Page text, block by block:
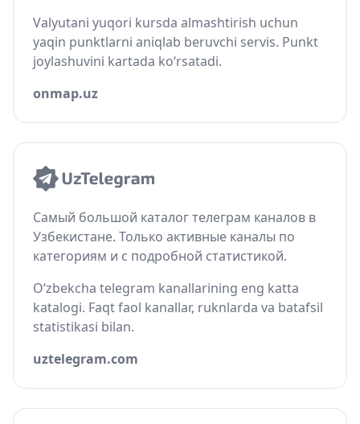
Valyutani yuqori kursda almashtirish uchun
yaqin punktlarni aniqlab beruvchi servis. Punkt
joylashuvini kartada ko‘rsatadi.
onmap.uz
Самый большой каталог телеграм каналов в
Узбекистане. Только активные каналы по
категориям и с подробной статистикой.
O‘zbekcha telegram kanallarining eng katta
katalogi. Faqt faol kanallar, ruknlarda va batafsil
statistikasi bilan.
uztelegram.com